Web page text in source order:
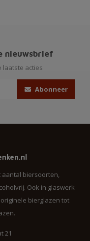
nieuwsbrief
laatste acties
Abonneer
aantal biersoorten,
Ook in glaswerk
bierglazen tot
21